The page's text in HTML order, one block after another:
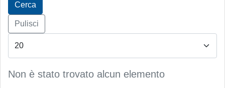
Cerca
Pulisci
Non è stato trovato alcun elemento